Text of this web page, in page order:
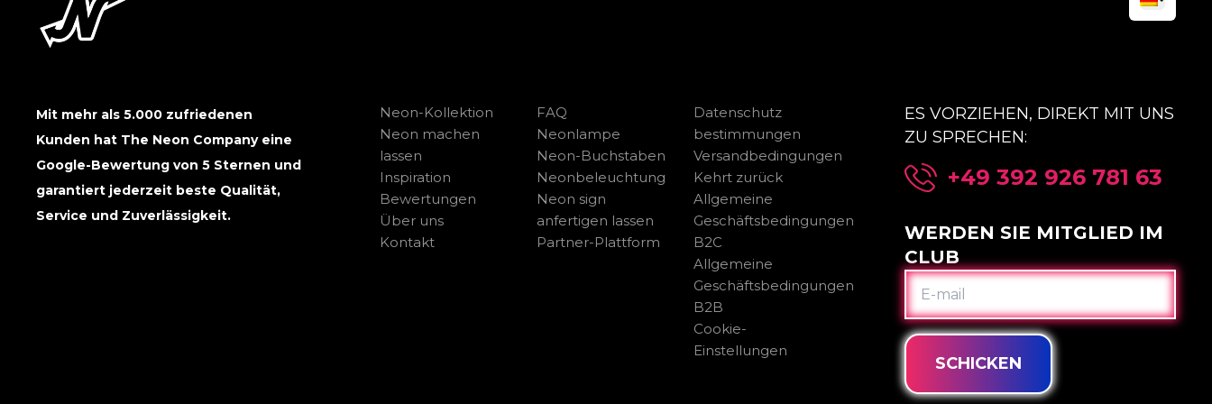
Mit mehr als 5.000 zufriedenen
Kunden hat The Neon Company eine
Google-Bewertung von 5 Sternen und
garantiert jederzeit beste Qualität,
Service und Zuverlässigkeit.
Neon-Kollektion
Neon machen
lassen
Inspiration
Bewertungen
Über uns
Kontakt
FAQ
Neonlampe
Neon-Buchstaben
Neonbeleuchtung
Neon sign
anfertigen lassen
Partner-Plattform
Datenschutz
bestimmungen
Versandbedingungen
Kehrt zurück
Allgemeine
Geschäftsbedingungen
B2C
Allgemeine
Geschäftsbedingungen
B2B
Cookie-
Einstellungen
ES VORZIEHEN, DIREKT MIT UNS
ZU SPRECHEN:
+49 392 926 781 63
WERDEN SIE MITGLIED IM
CLUB
E-
MAIL
SCHICKEN